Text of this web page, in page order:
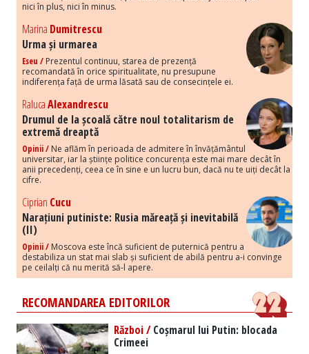
nici în plus, nici în minus.
Marina Dumitrescu
Urma și urmarea
Eseu / Prezentul continuu, starea de prezență
recomandată în orice spiritualitate, nu presupune
indiferența față de urma lăsată sau de consecințele ei.
RalucaAlexandrescu
Drumul de la școală către noul totalitarism de
extremă dreaptă
Opinii / Ne aflăm în perioada de admitere în învățământul
universitar, iar la științe politice concurența este mai mare decât în
anii precedenți, ceea ce în sine e un lucru bun, dacă nu te uiți decât la
cifre.
Ciprian Cucu
Narațiuni putiniste: Rusia măreață și inevitabilă
(II)
Opinii / Moscova este încă suficient de puternică pentru a
destabiliza un stat mai slab și suficient de abilă pentru a-i convinge
pe ceilalți că nu merită să-l apere.
RECOMANDAREA EDITORILOR
Război /Coșmarul lui Putin: blocada
Crimeei